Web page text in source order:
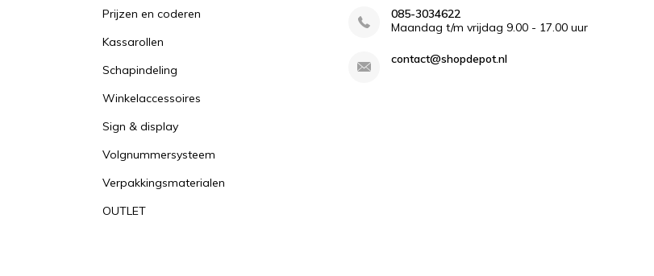
Prijzen en coderen
Kassarollen
Schapindeling
Winkelaccessoires
Sign & display
Volgnummersysteem
Verpakkingsmaterialen
OUTLET
085-3034622
Maandag t/m vrijdag 9.00 - 17.00 uur
contact@shopdepot.nl